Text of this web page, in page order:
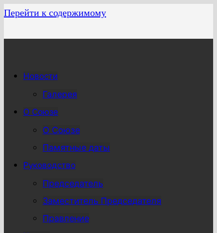
Перейти к содержимому
Новости
Галерея
О Союзе
О Союзе
Памятные даты
Руководство
Председатель
Заместитель Председателя
Правление